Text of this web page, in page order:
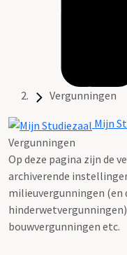
Vergunningen
Mijn
Vergunningen
Op deze pagina zijn de
archiverende
milieuvergunningen (en
bouwvergunningen etc.